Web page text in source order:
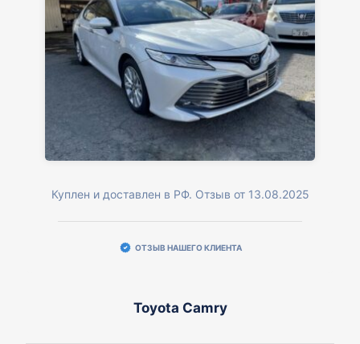
Куплен и доставлен в РФ. Отзыв от 13.08.2025
ОТЗЫВ НАШЕГО КЛИЕНТА
Toyota Camry